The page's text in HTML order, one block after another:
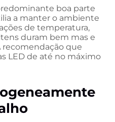
boa parte
a manter o ambiente
de temperatura,
duram bem mas e
recomendação que
LED de até no máximo